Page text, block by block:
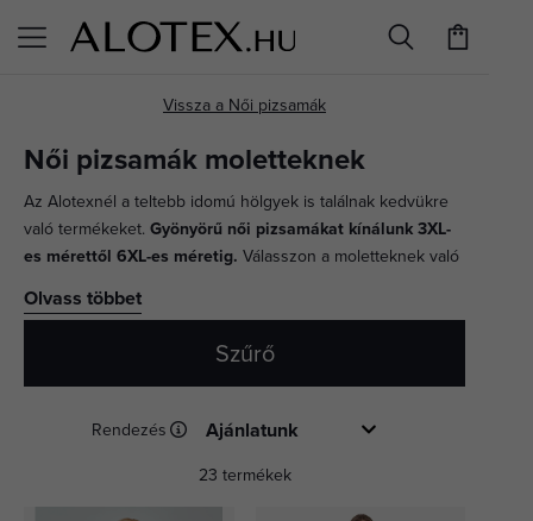
KERESÉS
Női pizsamák moletteknek
Az Alotexnél a teltebb idomú hölgyek is találnak kedvükre
való termékeket. Gyönyörű női pizsamákat kínálunk 3XL-
es mérettől 6XL-es méretig. Válasszon a moletteknek való
alvást. Különböző minták, hosszúságok és anyagok közül is
nagy méretű luxuspizsamákajándékcsomagolásban.
Aludjon jól kényelmes pizsamában, amely tökéletesen
illeszkedik az alakjához.
Olvass többet
Szűrő
Rendezés
23 termékek